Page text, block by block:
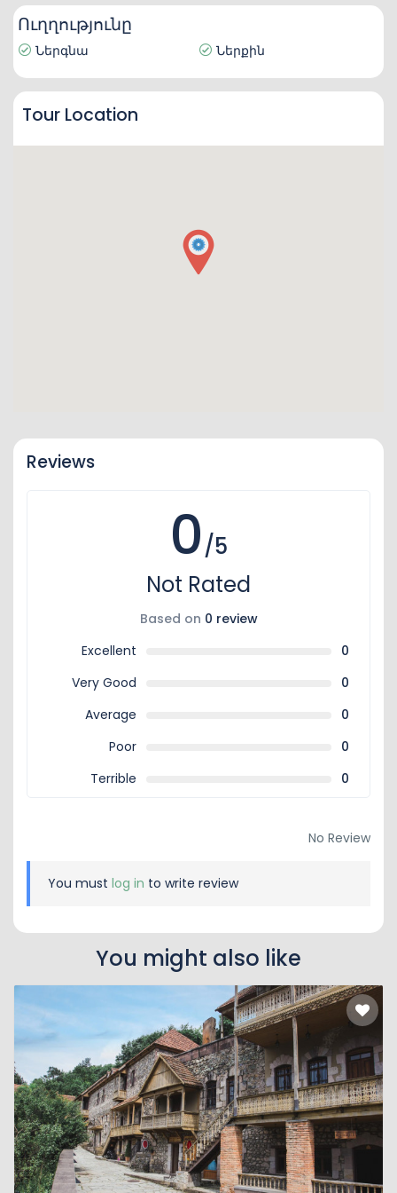
Ուղղությունը
Ներգնա Ներքին
Tour Location
Reviews
0/5
Not Rated
Based on 0 review
Excellent
0
Very Good
0
Average
0
Poor
0
Terrible
0
No Review
You must log in to write review
You might also like